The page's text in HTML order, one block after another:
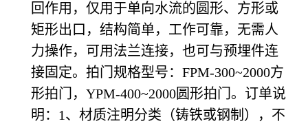
回作用，仅用于单向水流的圆形、方形或
矩形出口，结构简单，工作可靠，无需人
力操作，可用法兰连接，也可与预埋件连
接固定。拍门规格型号：FPM-300~2000方
形拍门，YPM-400~2000圆形拍门。订单说
明：1、材质注明分类（铸铁或钢制），不